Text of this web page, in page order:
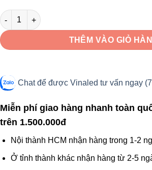
Bộ lưu điện VLD-BK 14W12V Vinaled số
THÊM VÀO GIỎ
Chat để được Vinaled tư vấn ngay
Miễn phí giao hàng nhanh toàn
trên 1.500.000đ
Nội thành HCM nhận hàng trong 1-2
Ở tỉnh thành khác nhận hàng từ 2-5